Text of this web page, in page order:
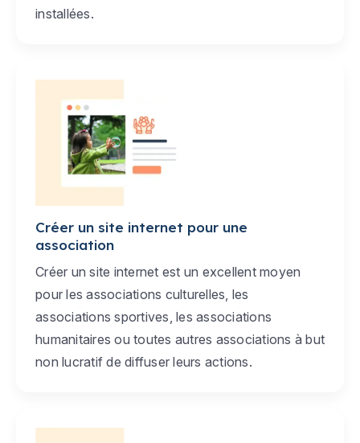
installées.
Créer un site internet pour une
association
Créer un site internet est un excellent moyen
pour les associations culturelles, les
associations sportives, les associations
humanitaires ou toutes autres associations à but
non lucratif de diffuser leurs actions.